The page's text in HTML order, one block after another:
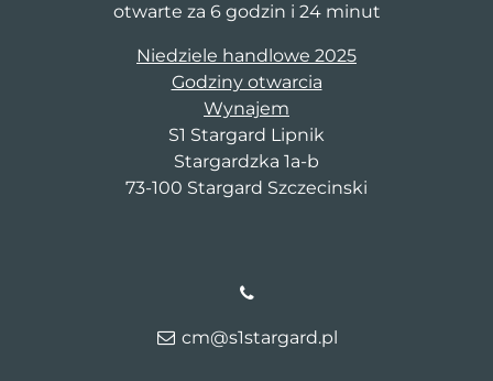
otwarte za 6 godzin i 24 minut
Niedziele handlowe 2025
Godziny otwarcia
Wynajem
S1 Stargard Lipnik
Stargardzka 1a-b
73-100 Stargard Szczecinski
cm@s1stargard.pl